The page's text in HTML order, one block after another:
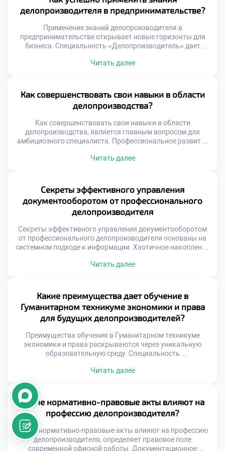
ежедневно. Работа с документами — это постоянный
контакт с информацией и людьми […]
делопроизводителя в предпринимательстве?
Применение знаний делопроизводителя в
предпринимательстве открывает новые горизонты для
бизнеса. Специальность «Делопроизводитель» дает
делом. Системный подход к документам становится
старта своего проекта. Образование формирует навыки,
необходимые каждому начинающему бизнесмену.
Грамотное оформление бумаг защищает от юридических
Читать далее
Как совершенствовать свои навыки в области
делопроизводства?
Как совершенствовать свои навыки в области
делопроизводства, является главным вопросом для
амбициозного специалиста. Профессиональное развитие
Современная офисная среда требует постоянной
конкурентоспособности на рынке труда. Успешная
карьера строится на непрерывном процессе
самосовершенствования и роста. Делопроизводство
трансформируется под […]
Читать далее
Секреты эффективного управления
документооборотом от профессионального
делопроизводителя
Секреты эффективного управления документооборотом
от профессионального делопроизводителя основаны на
системном подходе к информации. Хаотичное накопление
современной организации. Только выверенная система
не просто текст, а элемент бизнес-процесса.
Эффективность документооборота напрямую влияет на
скорость принятия управленческих решений. Задержки
[…]
Читать далее
Какие преимущества дает обучение в
Гуманитарном техникуме экономики и права
для будущих делопроизводителей?
Преимущества обучения в Гуманитарном техникуме
экономики и права раскрываются через уникальную
образовательную среду. Специальность
современные гуманитарные ценности. Студенты
получают не просто навыки, а целостное понимание
профессии. Учебное заведение формирует у будущих
специалистов особое профессиональное мышление и
этику. Теоретические знания тесно переплетаются с
практикой реального документооборота. Выпускники
Читать далее
Какие нормативно-правовые акты влияют на
профессию делопроизводителя?
Какие нормативно-правовые акты влияют на профессию
делопроизводителя, определяет правовое поле
современной офисной работы. Документационное